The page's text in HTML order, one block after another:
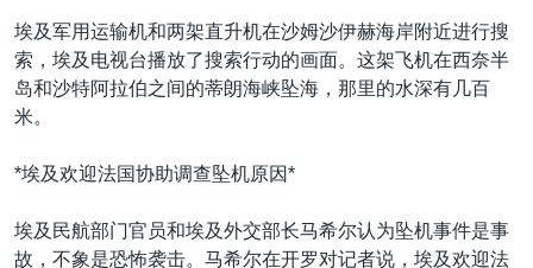
南中国海争端
关注西藏
关注新疆
GEN Z 看美国
埃及军用运输机和两架直升机在沙姆沙伊赫海岸附近进行搜
索，埃及电视台播放了搜索行动的画面。这架飞机在西奈半
岛和沙特阿拉伯之间的蒂朗海峡坠海，那里的水深有几百
米。
*埃及欢迎法国协助调查坠机原因*
埃及民航部门官员和埃及外交部长马希尔认为坠机事件是事
故，不象是恐怖袭击。马希尔在开罗对记者说，埃及欢迎法